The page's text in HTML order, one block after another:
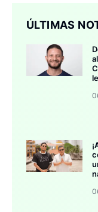
ÚLTIMAS